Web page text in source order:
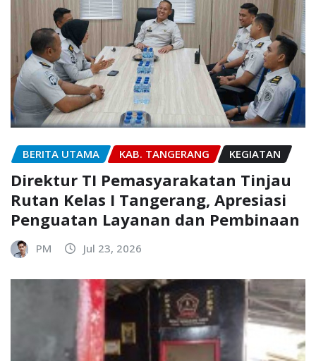
BERITA UTAMA KAB. TANGERANG KEGIATAN
Direktur TI Pemasyarakatan Tinjau
Rutan Kelas I Tangerang, Apresiasi
Penguatan Layanan dan Pembinaan
PM Jul 23, 2026